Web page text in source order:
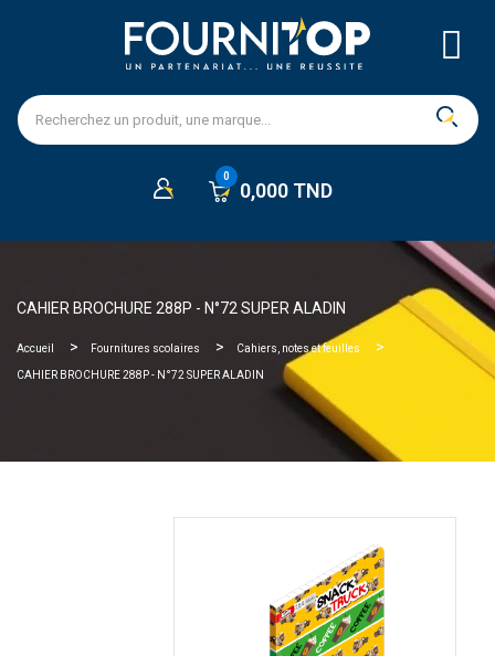
0,000 TND
CAHIER BROCHURE 288P - N°72 SUPER ALADIN
Accueil Fournitures scolaires Cahiers, notes et feuilles
CAHIER BROCHURE 288P - N°72 SUPER ALADIN